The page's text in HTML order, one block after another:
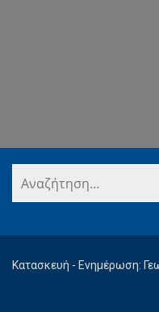
Κατασκευή - Ενημέρωση: